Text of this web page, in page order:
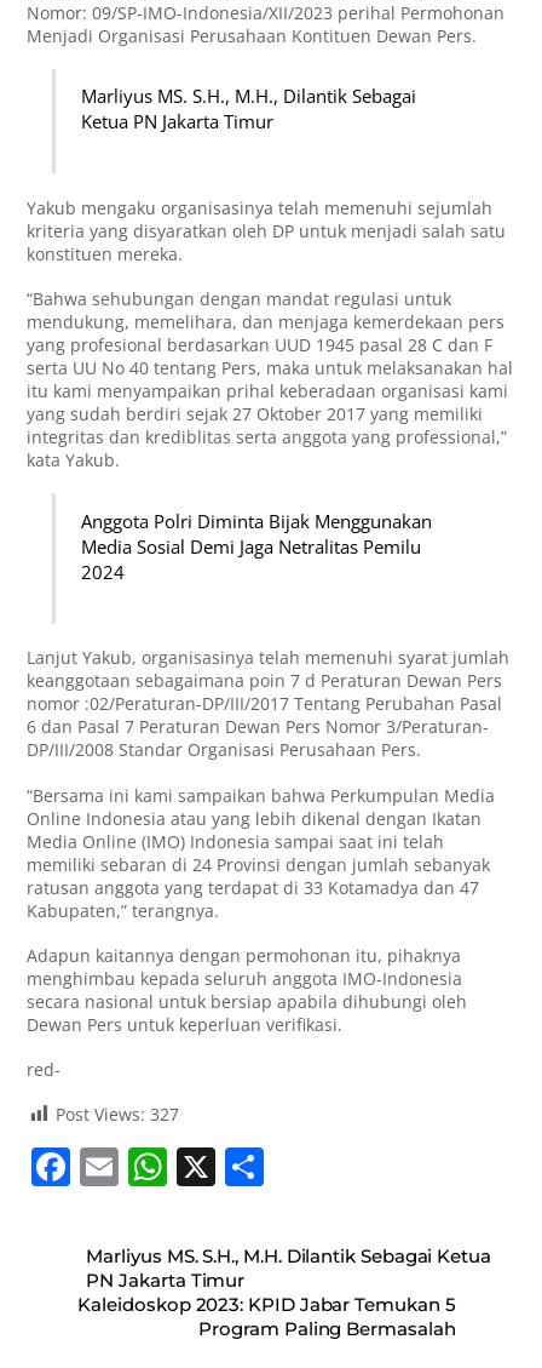
Nomor: 09/SP-IMO-Indonesia/XII/2023 perihal Permohonan
Menjadi Organisasi Perusahaan Kontituen Dewan Pers.
Marliyus MS. S.H., M.H., Dilantik Sebagai
Ketua PN Jakarta Timur
Yakub mengaku organisasinya telah memenuhi sejumlah
kriteria yang disyaratkan oleh DP untuk menjadi salah satu
konstituen mereka.
“Bahwa sehubungan dengan mandat regulasi untuk
mendukung, memelihara, dan menjaga kemerdekaan pers
yang profesional berdasarkan UUD 1945 pasal 28 C dan F
serta UU No 40 tentang Pers, maka untuk melaksanakan hal
itu kami menyampaikan prihal keberadaan organisasi kami
yang sudah berdiri sejak 27 Oktober 2017 yang memiliki
integritas dan krediblitas serta anggota yang professional,”
kata Yakub.
Anggota Polri Diminta Bijak Menggunakan
Media Sosial Demi Jaga Netralitas Pemilu
2024
Lanjut Yakub, organisasinya telah memenuhi syarat jumlah
keanggotaan sebagaimana poin 7 d Peraturan Dewan Pers
nomor :02/Peraturan-DP/III/2017 Tentang Perubahan Pasal
6 dan Pasal 7 Peraturan Dewan Pers Nomor 3/Peraturan-
DP/III/2008 Standar Organisasi Perusahaan Pers.
“Bersama ini kami sampaikan bahwa Perkumpulan Media
Online Indonesia atau yang lebih dikenal dengan Ikatan
Media Online (IMO) Indonesia sampai saat ini telah
memiliki sebaran di 24 Provinsi dengan jumlah sebanyak
ratusan anggota yang terdapat di 33 Kotamadya dan 47
Kabupaten,” terangnya.
Adapun kaitannya dengan permohonan itu, pihaknya
menghimbau kepada seluruh anggota IMO-Indonesia
secara nasional untuk bersiap apabila dihubungi oleh
Dewan Pers untuk keperluan verifikasi.
red-
Post Views: 327
F
c
e
b
E
ai
l
W
at
s
A
X
ar
Marliyus MS. S.H., M.H. Dilantik Sebagai Ketua
PN Jakarta Timur
Kaleidoskop 2023: KPID Jabar Temukan 5
Program Paling Bermasalah